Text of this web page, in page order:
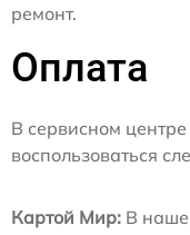
ремонт.
Оплата
В сервисном
воспользоваться
Картой Мир: В